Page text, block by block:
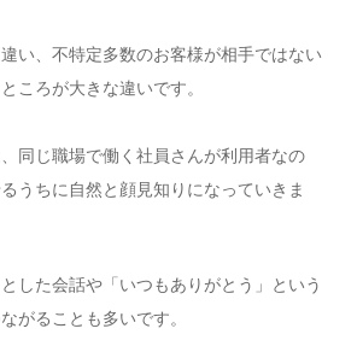
い、不特定多数のお客様が相手ではない
ころが大きな違いです。
同じ職場で働く社員さんが利用者なの
うちに自然と顔見知りになっていきま
した会話や「いつもありがとう」という
がることも多いです。